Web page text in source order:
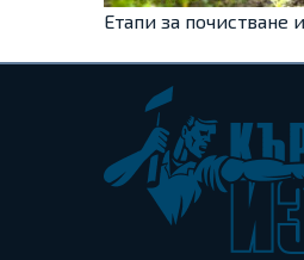
Етапи за